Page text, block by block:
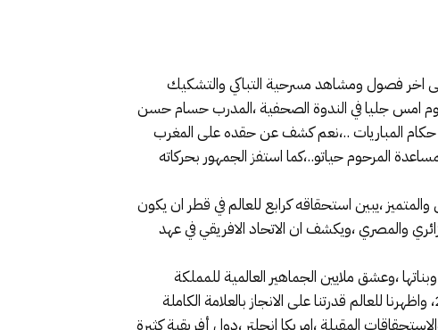
نصف نهاية كاس افريقيا المغرب 2025،يسدل الستار على اخر فصول ومشاهد مسرحية التباكي والتشكيك
يوم امس جليا في الندوة الصحفية ،المدرب حسام حسن
حكام المباريات ..،نعم كشف عن حقده على المغرب
المرحوم حياتو..،كما استفز الجمهور بحركاته
،يبين استحقاقه كرابع للعالم في قطر ان يكون
من طرف الاعلام الجزائري والمصري ،ويكشف ان الاتحاد الافريقي في عهد
ابنائها وبناتها ،وعشق ملايين الجماهير العالمية للمملكة
المغربية ،نجحنا في اول تمرين رياضي تنظيمي في افق الاستعداد لتنظيم كاس العالم المغرب ،اسبانيا والبرتغال 2030، واظهرنا للعالم قدرتنا على الانجاز بالعلامة الكاملة
المقبلة ،امريكا انجلتر ،دول أفريقية كثيرة